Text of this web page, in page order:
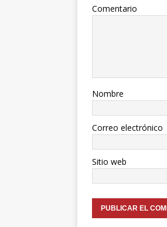
Comentario
Nombre
Correo electrónico
Sitio web